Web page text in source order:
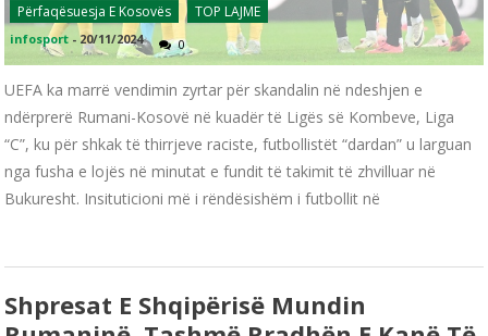
Përfaqësuesja E Kosovës
TOP LAJME
infosport -20/11/2024 0
UEFA ka marrë vendimin zyrtar për skandalin në ndeshjen e
ndërprerë Rumani-Kosovë në kuadër të Ligës së Kombeve, Liga
“C”, ku për shkak të thirrjeve raciste, futbollistët “dardan” u larguan
nga fusha e lojës në minutat e fundit të takimit të zhvilluar në
Bukuresht. Insituticioni më i rëndësishëm i futbollit në
Shpresat E Shqipërisë Mundin